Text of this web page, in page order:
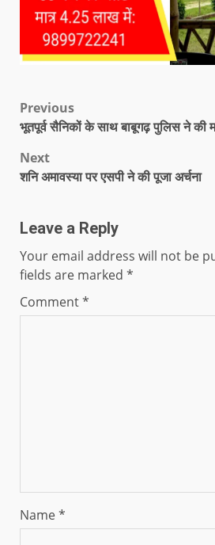
Previous
भूतपूर्व सैनिकों के साथ बाबूगढ़ पुलिस ने की
Next
शनि अमावस्या पर एसपी ने की पूजा अर्चना
Leave a Reply
Your email address will not be
fields are marked *
Comment*
Name*